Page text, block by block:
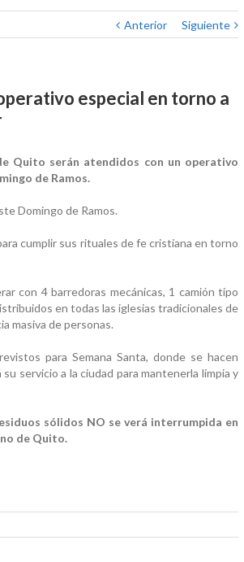
Anterior Siguiente
especial en torno a
Quito serán atendidos con un operativo
de Ramos.
Domingo de Ramos.
cumplir sus rituales de fe cristiana en torno
con 4 barredoras mecánicas, 1 camión tipo
en todas las iglesias tradicionales de
masiva de personas.
para Semana Santa, donde se hacen
servicio a la ciudad para mantenerla limpia y
sólidos NO se verá interrumpida en
de Quito.